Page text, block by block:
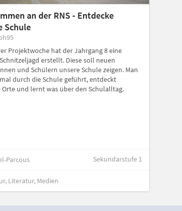
an der RNS - Entdecke
Schule
Projektwoche hat der Jahrgang 8 eine
erstellt. Diese soll neuen
und Schülern unsere Schule zeigen. Man
durch die Schule geführt, entdeckt
Orte und lernt was über den Schulalltag.
Parcous Sekundarstufe 1
Literatur, Medien